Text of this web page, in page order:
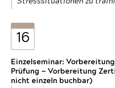
16
Einzelseminar:
Prüfung — Vorbereitung
nicht einzeln buchbar)